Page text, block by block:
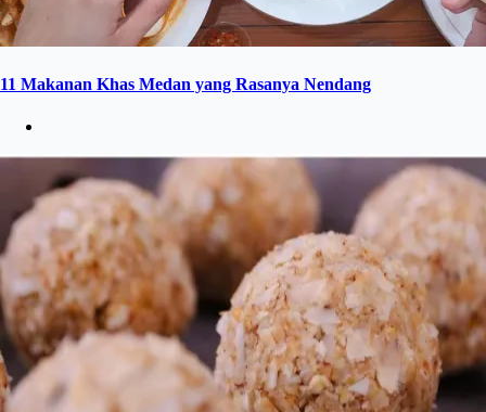
11 Makanan Khas Medan yang Rasanya Nendang